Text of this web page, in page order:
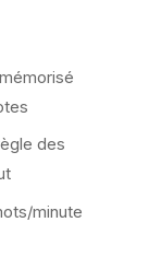
des
minute